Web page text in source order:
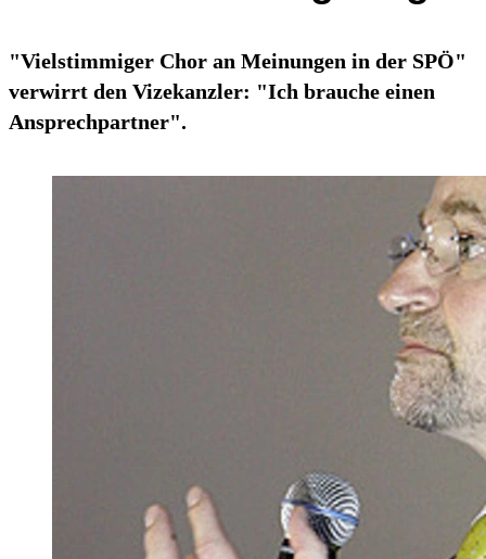
"Vielstimmiger Chor an Meinungen in der SPÖ"
verwirrt den Vizekanzler: "Ich brauche einen
Ansprechpartner".